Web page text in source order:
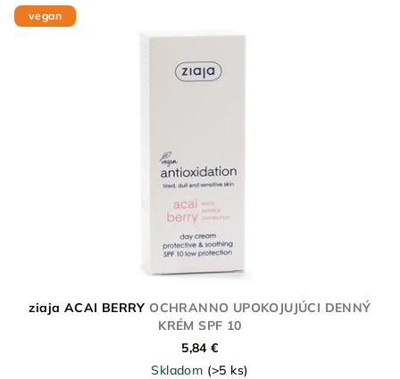
vegan
ziaja ACAI BERRYOCHRANNO UPOKOJUJÚCI DENNÝ
KRÉM SPF 10
5,84 €
Skladom (>5 ks)